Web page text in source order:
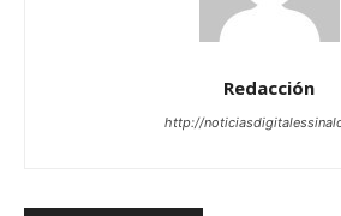
Redacción
http://